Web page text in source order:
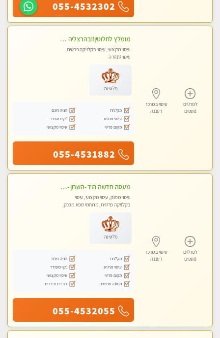
055-4532302
לפרטים
נוספים
עיסוי במרכז
רעננה
מומלץ לחלוטין!!בהרצליה - כל סוגי העיסויים מעסה מקצועית ואיכותית פרטי!!!
עיסוי מקצועי, עיסוי בקלניקה פרטית,
עיסוי טנטרה
פלטינה
מקלחת
חניה חינם
עיסוי מרגיע
נקי ומסודר
מקום פרטי
עיסוי מקצועי
055-4531882
לפרטים
נוספים
עיסוי במרכז
רעננה
מעסה חדשה הוד -השרון -כל סוגי העיסויים מעסה מקצועית ואיכותית פרטי!!!מומלץ לחלוטין!!
עיסוי מפנק, עיסוי מקצועי, עיסוי
בקלניקה פרטית, מתחמי ספא מפנק,
פלטינה
מקלחת
חניה חינם
עיסוי מרגיע
נקי ומסודר
מקום פרטי
עיסוי מקצועי
תמונה אמיתית
דוברת עיברית
055-4532055